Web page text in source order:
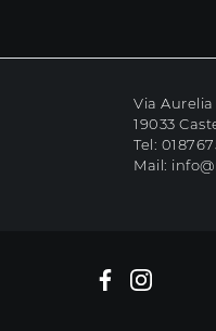
Via Aurelia
19033
Tel:
Mail: